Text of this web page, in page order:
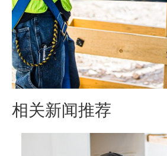
相关新闻推荐